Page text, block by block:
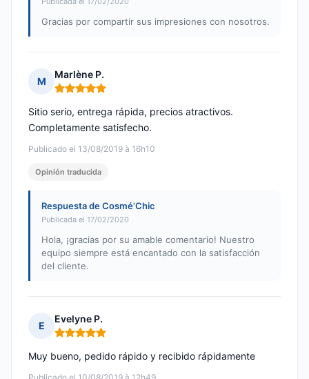
Gracias por compartir sus impresiones con nosotros.
M
Marlène P.
Nota: 5 de 5
Publicado el 13/08/2019 à 16h10
Sitio serio, entrega rápida, precios atractivos.
Completamente satisfecho.
Opinión traducida
Respuesta de Cosmé’Chic
Publicada el 17/02/2020
Hola, ¡gracias por su amable comentario! Nuestro
equipo siempre está encantado con la satisfacción
del cliente.
E
Evelyne P.
Nota: 5 de 5
Muy bueno, pedido rápido y recibido rápidamente